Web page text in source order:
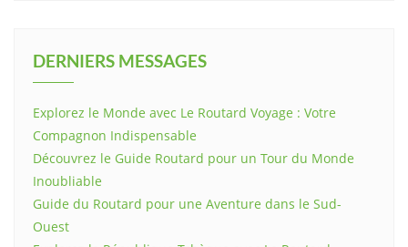
DERNIERS MESSAGES
Explorez le Monde avec Le Routard Voyage : Votre
Compagnon Indispensable
Découvrez le Guide Routard pour un Tour du Monde
Inoubliable
Guide du Routard pour une Aventure dans le Sud-
Ouest